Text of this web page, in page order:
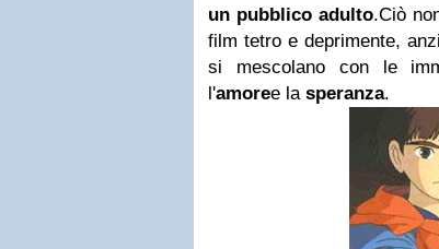
un pubblico adulto.Ciò
film tetro e deprimente,
si mescolano con le
l'amoree la speranza.